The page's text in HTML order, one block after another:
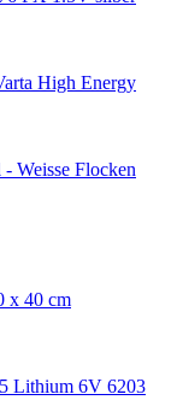
High Energy
- Weisse Flocken
x 40 cm
Lithium 6V 6203